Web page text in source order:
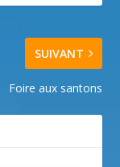
SUIVANT
Foire aux santons